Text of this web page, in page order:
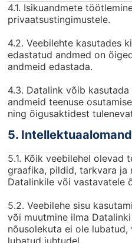
4.1. Isikuandmete
privaatsustingimustele.
4.2. Veebilehte kasutades
edastatud andmed on
andmeid edastada.
4.3. Datalink võib
andmeid teenuse
ning õigusaktidest
5.
5.1. Kõik veebilehel olevad
graafika, pildid, tarkvara ja
Datalinkile või vastavatele
5.2. Veebilehe sisu
või muutmine ilma
nõusolekuta ei ole lubatud,
lubatud juhtudel.